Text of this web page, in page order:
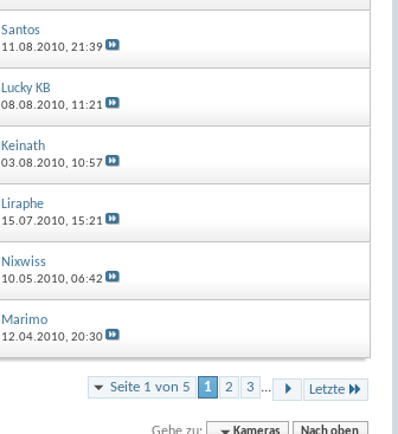
Santos
11.08.2010,21:39
Lucky KB
08.08.2010, 11:21
Keinath
03.08.2010, 10:57
Liraphe
15.07.2010, 15:21
Nixwiss
10.05.2010,06:42
Marimo
12.04.2010,20:30
Seite 1 von 5 1 2 3 ... Letzte